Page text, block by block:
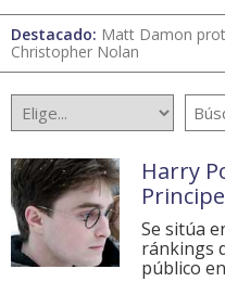
Destacado: Matt Damon
Christopher Nolan
Harry
Se sitúa
ránkings
público